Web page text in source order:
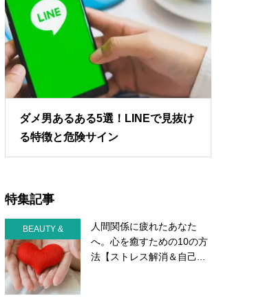
ダメ男あるある5選！LINEで見抜け
る特徴と危険サイン
特集記事
BEAUTY &
HEALTH
人間関係に疲れたあなた
へ。心を癒すための10の方
法【ストレス解消＆自己...